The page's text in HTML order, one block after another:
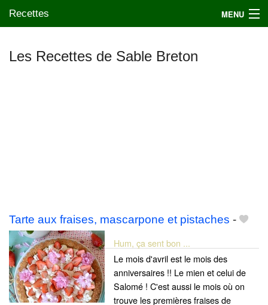
Recettes MENU
Les Recettes de Sable Breton
Tarte aux fraises, mascarpone et pistaches -
Hum, ça sent bon ...
Le mois d'avril est le mois des
anniversaires !! Le mien et celui de
Salomé ! C'est aussi le mois où on
trouve les premières fraises de